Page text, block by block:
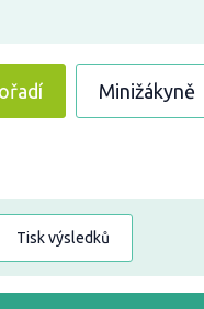
Minižákyně
Tisk výsledků